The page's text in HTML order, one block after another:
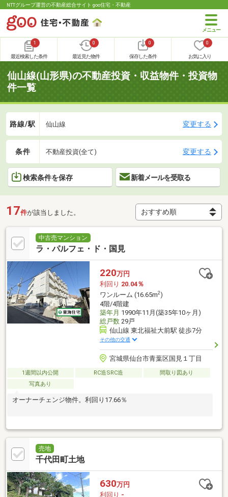
NTTグループ運営の不動産総合サイト goo住宅・不動産
1
最近検索した条件
0
最近見た物件
0
保存した条件
0
お気に入り
仙山線(山形県)の不動産投資・収益物件・投資物
件一覧
路線/駅 仙山線 変更する
条件 不動産投資(全て) 変更する
検索条件を保存 新着メールを受取る
17件が該当しました。
中古売マンション
ラ・パルフェ・ド・国見
220万円
利回り 20.04％
ワンルーム (16.65m2)
4階/4階建
築年月 1990年11月(築35年10ヶ月)
総戸数29戸
仙山線 東北福祉大前駅 徒歩7分
その他の交通
宮城県仙台市青葉区国見１丁目
1週間以内公開 RC造SRC造
間取り図あり
写真あり
オーナーチェンジ物件。利回り17.66％
売地
千代田町土地
630万円
利回り -